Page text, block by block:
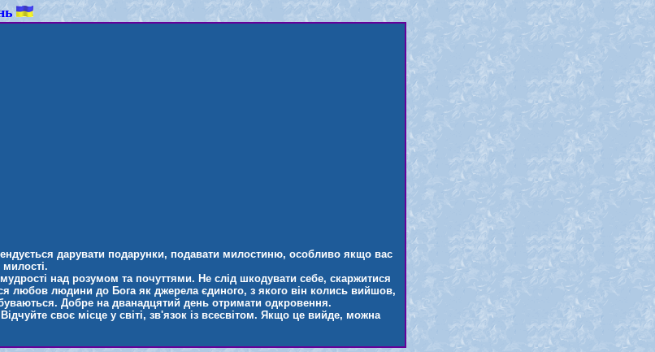
дарувати подарунки, подавати милостиню, особливо якщо вас
над розумом та почуттями. Не слід шкодувати себе, скаржитися
любов людини до Бога як джерела єдиного, з якого він колись вийшов,
Добре на дванадцятий день отримати одкровення.
своє місце у світі, зв'язок із всесвітом. Якщо це вийде, можна